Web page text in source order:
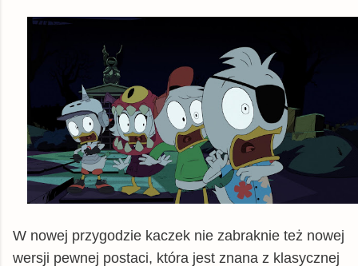
W nowej przygodzie kaczek nie zabraknie też nowej
wersji pewnej postaci, która jest znana z klasycznej